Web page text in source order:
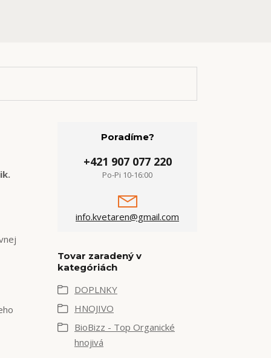
Poradíme?
+421 907 077 220
Po-Pi 10-16:00
info.kvetaren@gmail.com
Tovar zaradený v
kategóriách
DOPLNKY
HNOJIVO
BioBizz - Top Organické
hnojivá